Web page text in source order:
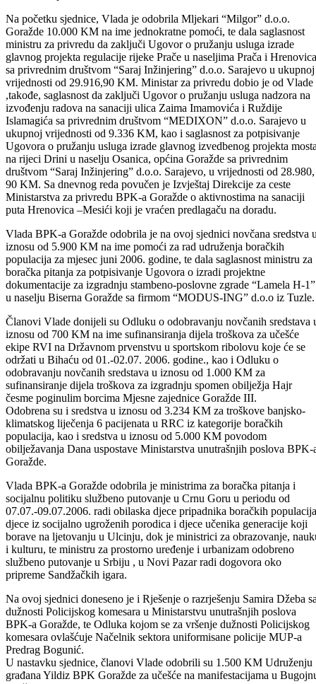
redovnu sjednicu, kojom je po ovlašćenju Premijera predsjedavao
ministar za privredu Ferid Bučo.
Na početku sjednice, Vlada je odobrila Mljekari “Milgor” d.o.o.
Goražde 10.000 KM na ime jednokratne pomoći, te dala saglasnost
ministru za privredu da zaključi Ugovor o pružanju usluga izrade
glavnog projekta regulacije rijeke Prače u naseljima Prača i Hrenovica
sa privrednim društvom “Saraj Inžinjering” d.o.o. Sarajevo u ukupnoj
vrijednosti od 29.916,90 KM. Ministar za privredu dobio je od Vlade
,takođe, saglasnost da zaključi Ugovor o pružanju usluga nadzora na
izvođenju radova na sanaciji ulica Zaima Imamovića i Ruždije
Islamagića sa privrednim društvom “MEDIXON” d.o.o. Sarajevo u
ukupnoj vrijednosti od 9.336 KM, kao i saglasnost za potpisivanje
Ugovora o pružanju usluga izrade glavnog izvedbenog projekta
na rijeci Drini u naselju Osanica, općina Goražde sa privrednim
društvom “Saraj Inžinjering” d.o.o. Sarajevo, u vrijednosti od 28.980,
Ministarstva za privredu BPK-a Goražde o aktivnostima na sanaciji
puta Hrenovica –Mesići koji je vraćen predlagaču na doradu.
Vlada BPK-a Goražde odobrila je na ovoj sjednici novčana sredstva
iznosu od 5.900 KM na ime pomoći za rad udruženja boračkih
populacija za mjesec juni 2006. godine, te dala saglasnost ministru za
dokumentacije za izgradnju stambeno-poslovne zgrade “Lamela H-1”
u naselju Biserna Goražde sa firmom “MODUS-ING” d.o.o iz Tuzle.
Članovi Vlade donijeli su Odluku o odobravanju novčanih sredstava
iznosu od 700 KM na ime sufinansiranja dijela troškova za učešće
ekipe RVI na Državnom prvenstvu u sportskom ribolovu koje će se
održati u Bihaću od 01.-02.07. 2006. godine., kao i Odluku o
odobravanju novčanih sredstava u iznosu od 1.000 KM za
sufinansiranje dijela troškova za izgradnju spomen obilježja Hajr
česme poginulim borcima Mjesne zajednice Goražde III.
Odobrena su i sredstva u iznosu od 3.234 KM za troškove banjsko-
klimatskog liječenja 6 pacijenata u RRC iz kategorije boračkih
obilježavanja Dana uspostave Ministarstva unutrašnjih poslova BPK-
Goražde.
Vlada BPK-a Goražde odobrila je ministrima za boračka pitanja i
socijalnu politiku službeno putovanje u Crnu Goru u periodu od
07.07.-09.07.2006. radi obilaska djece pripadnika boračkih
djece iz socijalno ugroženih porodica i djece učenika generacije koji
borave na ljetovanju u Ulcinju, dok je ministrici za obrazovanje,
službeno putovanje u Srbiju , u Novi Pazar radi dogovora oko
pripreme Sandžačkih igara.
Na ovoj sjednici doneseno je i Rješenje o razrješenju Samira Džeba
dužnosti Policijskog komesara u Ministarstvu unutrašnjih poslova
BPK-a Goražde, te Odluka kojom se za vršenje dužnosti Policijskog
komesara ovlašćuje Načelnik sektora uniformisane policije MUP-a